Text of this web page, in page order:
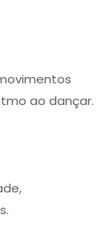
ao dançar.